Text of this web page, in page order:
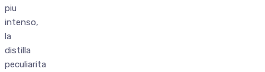
piu
intenso,
la
distilla
peculiarita